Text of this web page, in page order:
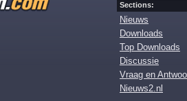
Sections:
Nieuws
Downloads
Top Downloads
Discussie
Vraag en
Nieuws2.nl